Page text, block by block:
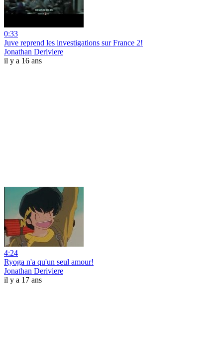
0:33
Juve reprend les investigations sur France 2!
Jonathan Deriviere
il y a 16 ans
4:24
Ryoga n'a qu'un seul amour!
Jonathan Deriviere
il y a 17 ans